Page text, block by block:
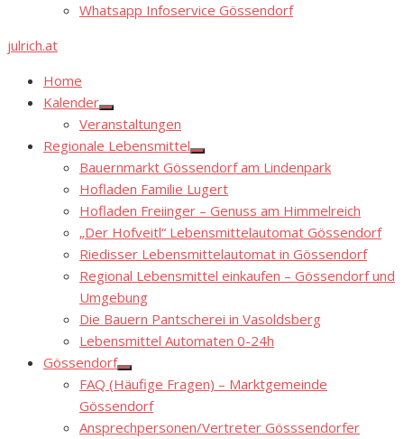
Whatsapp Infoservice Gössendorf
julrich.at
Home
Kalender
Show
sub
menu
Veranstaltungen
Regionale Lebensmittel
Show
sub
menu
Bauernmarkt Gössendorf am Lindenpark
Hofladen Familie Lugert
Hofladen Freiinger – Genuss am Himmelreich
„Der Hofveitl“ Lebensmittelautomat Gössendorf
Riedisser Lebensmittelautomat in Gössendorf
Regional Lebensmittel einkaufen – Gössendorf und
Umgebung
Die Bauern Pantscherei in Vasoldsberg
Lebensmittel Automaten 0-24h
Gössendorf
Show
sub
menu
FAQ (Häufige Fragen) – Marktgemeinde
Gössendorf
Ansprechpersonen/Vertreter Gösssendorfer